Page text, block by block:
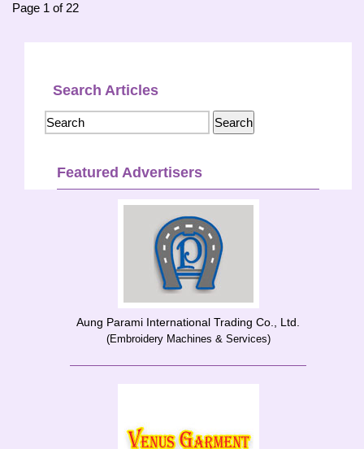
Page 1 of 22
Search Articles
Featured Advertisers
Aung Parami International Trading Co., Ltd.
(Embroidery Machines & Services)